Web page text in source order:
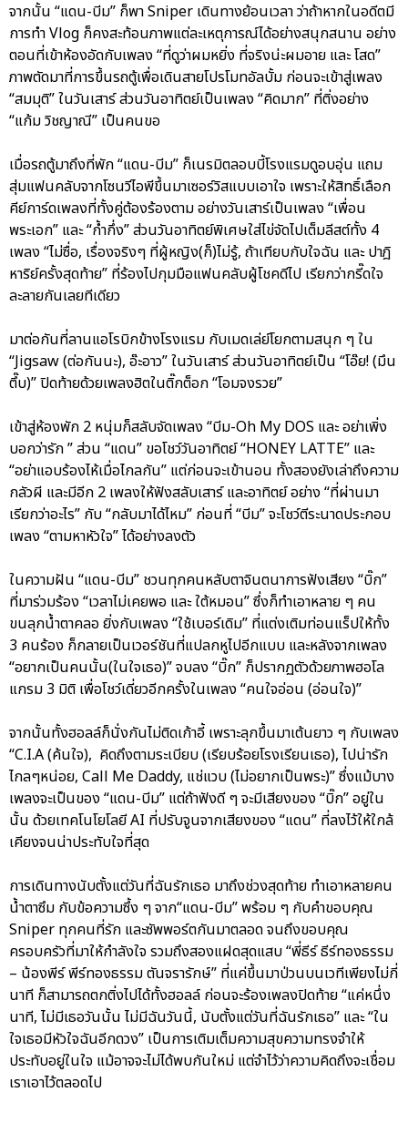
จากนั้น “แดน-บีม” ก็พา Sniper เดินทางย้อนเวลา ว่าถ้าหากในอดีตมี
การทำ Vlog ก็คงสะท้อนภาพแต่ละเหตุการณ์ได้อย่างสนุกสนาน อย่าง
ตอนที่เข้าห้องอัดกับเพลง “ที่ดูว่าผมหยิ่ง ที่จริงน่ะผมอาย และ โสด”
ภาพตัดมาที่การขึ้นรถตู้เพื่อเดินสายโปรโมทอัลบั้ม ก่อนจะเข้าสู่เพลง
“สมมุติ” ในวันเสาร์ ส่วนวันอาทิตย์เป็นเพลง “คิดมาก” ที่ติ่งอย่าง
“แก้ม วิชญาณี” เป็นคนขอ
เมื่อรถตู้มาถึงที่พัก “แดน-บีม” ก็เนรมิตลอบบี้โรงแรมดูอบอุ่น แถม
สุ่มแฟนคลับจากโซนวีไอพีขึ้นมาเซอร์วิสแบบเอาใจ เพราะให้สิทธิ์เลือก
คีย์การ์ดเพลงที่ทั้งคู่ต้องร้องตาม อย่างวันเสาร์เป็นเพลง “เพื่อน
พระเอก” และ “ก้ำกึ่ง” ส่วนวันอาทิตย์พิเศษใส่ไข่จัดไปเต็มลีสต์ทั้ง 4
เพลง “ไม่ซื่อ, เรื่องจริงๆ ที่ผู้หญิง(ก็)ไม่รู้, ถ้าเทียบกับใจฉัน และ ปาฎิ
หาริย์ครั้งสุดท้าย” ที่ร้องไปกุมมือแฟนคลับผู้โชคดีไป เรียกว่ากรี๊ดใจ
ละลายกันเลยทีเดียว
มาต่อกันที่ลานแอโรบิกข้างโรงแรม กับเมดเล่ย์โยกตามสนุก ๆ ใน
“Jigsaw (ต่อกันนะ), อ๊ะอาว” ในวันเสาร์ ส่วนวันอาทิตย์เป็น “โอ๊ย! (มึน
ตึ๊บ)” ปิดท้ายด้วยเพลงฮิตในติ๊กต็อก “โอมจงรวย”
เข้าสู่ห้องพัก 2 หนุ่มก็สลับจัดเพลง “บีม-Oh My DOS และ อย่าเพิ่ง
บอกว่ารัก ” ส่วน “แดน” ขอโชว์วันอาทิตย์ “HONEY LATTE” และ
“อย่าแอบร้องไห้เมื่อไกลกัน” แต่ก่อนจะเข้านอน ทั้งสองยังเล่าถึงความ
กลัวผี และมีอีก 2 เพลงให้ฟังสลับเสาร์ และอาทิตย์ อย่าง “ที่ผ่านมา
เรียกว่าอะไร” กับ “กลับมาได้ไหม” ก่อนที่ “บีม” จะโชว์ตีระนาดประกอบ
เพลง “ตามหาหัวใจ” ได้อย่างลงตัว
ในความฝัน “แดน-บีม” ชวนทุกคนหลับตาจินตนาการฟังเสียง “บิ๊ก”
ที่มาร่วมร้อง “เวลาไม่เคยพอ และ ใต้หมอน” ซึ่งก็ทำเอาหลาย ๆ คน
ขนลุกน้ำตาคลอ ยิ่งกับเพลง “ใช้เบอร์เดิม” ที่แต่งเติมท่อนแร็ปให้ทั้ง
3 คนร้อง ก็กลายเป็นเวอร์ชันที่แปลกหูไปอีกแบบ และหลังจากเพลง
“อยากเป็นคนนั้น(ในใจเธอ)” จบลง “บิ๊ก” ก็ปรากฏตัวด้วยภาพฮอโล
แกรม 3 มิติ เพื่อโชว์เดี่ยวอีกครั้งในเพลง “คนใจอ่อน (อ่อนใจ)”
จากนั้นทั้งฮอลล์ก็นั่งกันไม่ติดเก้าอี้ เพราะลุกขึ้นมาเต้นยาว ๆ กับเพลง
“C.I.A (ค้นใจ), คิดถึงตามระเบียบ (เรียบร้อยโรงเรียนเธอ), ไปน่ารัก
ไกลๆหน่อย, Call Me Daddy, แช่แวบ (ไม่อยากเป็นพระ)” ซึ่งแม้บาง
เพลงจะเป็นของ “แดน-บีม” แต่ถ้าฟังดี ๆ จะมีเสียงของ “บิ๊ก” อยู่ใน
นั้น ด้วยเทคโนโยโลยี AI ที่ปรับจูนจากเสียงของ “แดน” ที่ลงไว้ให้ใกล้
เคียงจนน่าประทับใจที่สุด
การเดินทางนับตั้งแต่วันที่ฉันรักเธอ มาถึงช่วงสุดท้าย ทำเอาหลายคน
น้ำตาซึม กับข้อความซึ้ง ๆ จาก“แดน-บีม” พร้อม ๆ กับคำขอบคุณ
Sniper ทุกคนที่รัก และซัพพอร์ตกันมาตลอด จนถึงขอบคุณ
ครอบครัวที่มาให้กำลังใจ รวมถึงสองแฝดสุดแสบ “พี่ธีร์ ธีร์ทองธรรม
– น้องพีร์ พีร์ทองธรรม ตันจรารักษ์” ที่แค่ขึ้นมาป่วนบนเวทีเพียงไม่กี่
นาที ก็สามารถตกติ่งไปได้ทั้งฮอลล์ ก่อนจะร้องเพลงปิดท้าย “แค่หนึ่ง
นาที, ไม่มีเธอวันนั้น ไม่มีฉันวันนี้, นับตั้งแต่วันที่ฉันรักเธอ” และ “ใน
ใจเธอมีหัวใจฉันอีกดวง” เป็นการเติมเต็มความสุขความทรงจำให้
ประทับอยู่ในใจ แม้อาจจะไม่ได้พบกันใหม่ แต่จำไว้ว่าความคิดถึงจะเชื่อม
เราเอาไว้ตลอดไป